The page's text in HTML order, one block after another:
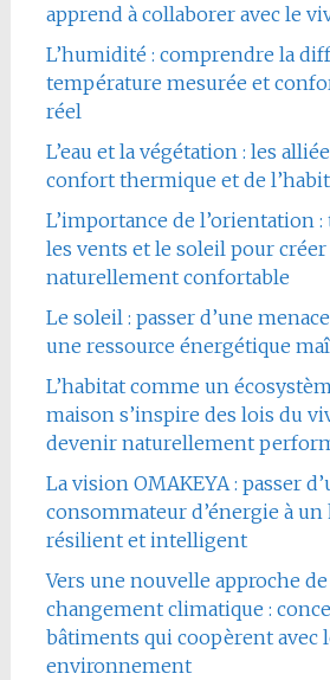
apprend à collaborer avec le
L’humidité : comprendre la
température mesurée et
réel
L’eau et la végétation : les
confort thermique et de
L’importance de l’orientation
les vents et le soleil pour
naturellement confortable
Le soleil : passer d’une
une ressource énergétique
L’habitat comme un
maison s’inspire des lois du
devenir naturellement
La vision OMAKEYA : passer
consommateur d’énergie à
résilient et intelligent
Vers une nouvelle approche de
changement climatique :
bâtiments qui coopèrent avec
environnement